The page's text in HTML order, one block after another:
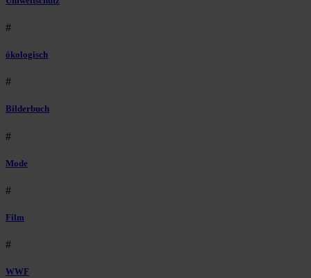
#
ökologisch
#
Bilderbuch
#
Mode
#
Film
#
WWF